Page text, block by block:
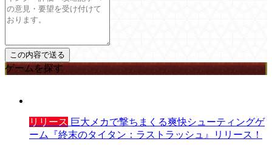
ゲームを探す
リリース 巨大メカで撃ちまくる爽快シューティングゲ
ーム『終末のタイタン：ラストラッシュ』リリース！